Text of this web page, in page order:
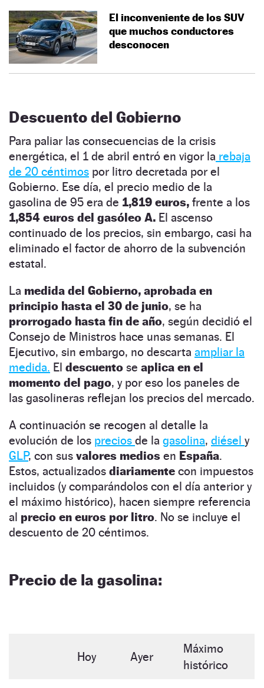
El inconveniente de los SUV
que muchos conductores
desconocen
Descuento del Gobierno
Para paliar las consecuencias de la crisis
energética, el 1 de abril entró en vigor la rebaja
de 20 céntimos por litro decretada por el
Gobierno. Ese día, el precio medio de la
gasolina de 95 era de 1,819 euros, frente a los
1,854 euros del gasóleo A. El ascenso
continuado de los precios, sin embargo, casi ha
eliminado el factor de ahorro de la subvención
estatal.
La medida del Gobierno, aprobada en
principio hasta el 30 de junio, se ha
prorrogado hasta fin de año, según decidió el
Consejo de Ministros hace unas semanas. El
Ejecutivo, sin embargo, no descarta ampliar la
medida. El descuento se aplica en el
momento del pago, y por eso los paneles de
las gasolineras reflejan los precios del mercado.
A continuación se recogen al detalle la
evolución de los precios de la gasolina, diésel y
GLP, con sus valores medios en España.
Estos, actualizados diariamente con impuestos
incluidos (y comparándolos con el día anterior y
el máximo histórico), hacen siempre referencia
al precio en euros por litro. No se incluye el
descuento de 20 céntimos.
Precio de la gasolina:
Hoy Ayer
Máximo
histórico